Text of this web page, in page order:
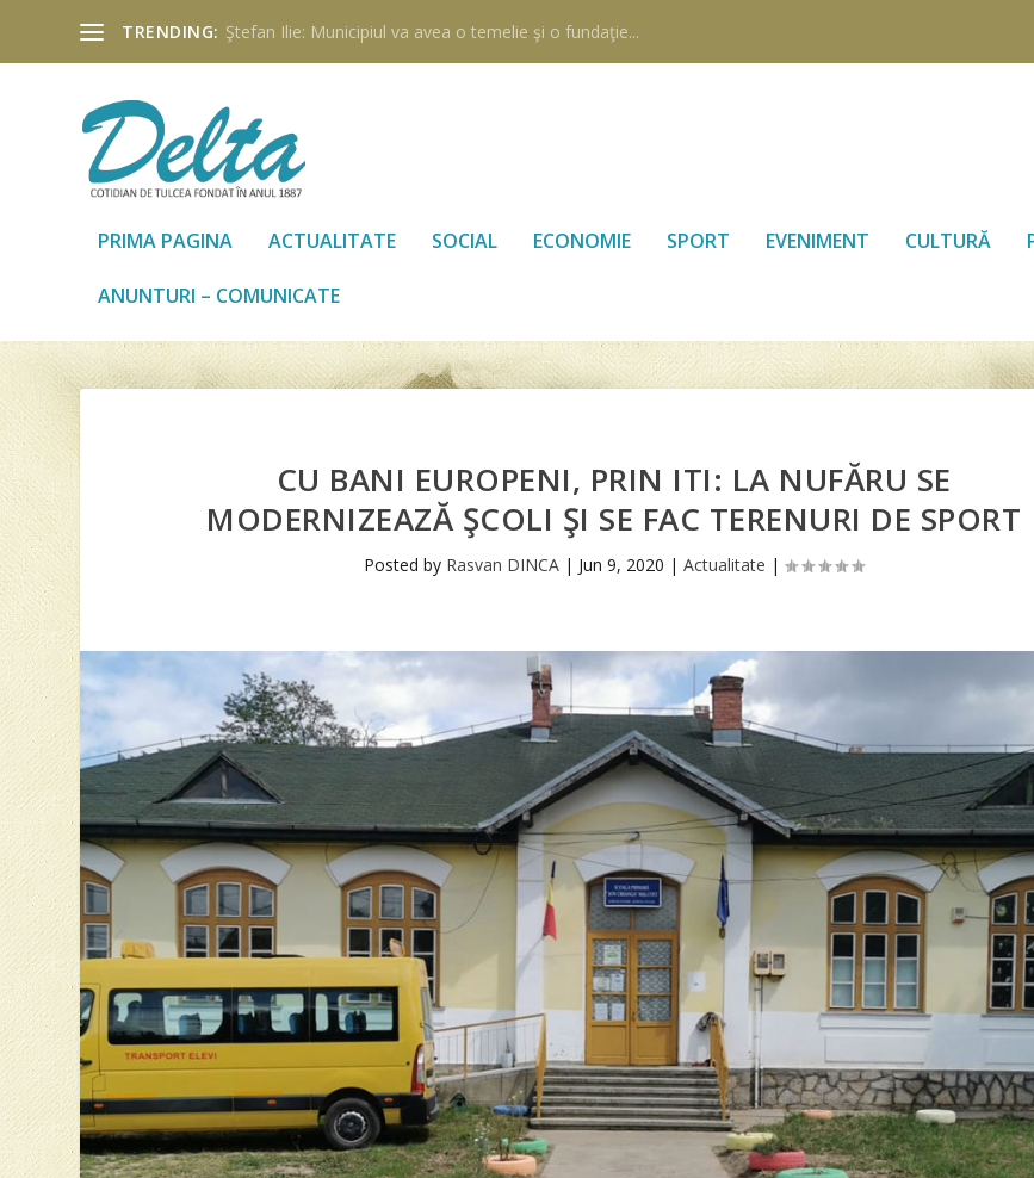
TRENDING: Ştefan Ilie: Municipiul va avea o temelie şi o fundaţie...
PRIMA PAGINA ACTUALITATE SOCIAL ECONOMIE SPORT EVENIMENT CULTURĂ
ANUNTURI – COMUNICATE
CU BANI EUROPENI, PRIN ITI: LA NUFĂRU SE
MODERNIZEAZĂ ŞCOLI ŞI SE FAC TERENURI DE SPORT
Posted by Rasvan DINCA | Jun 9, 2020 |Actualitate |